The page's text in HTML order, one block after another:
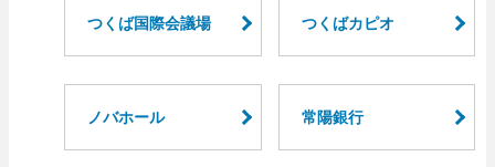
つくば国際会議場 つくばカピオ
ノバホール 常陽銀行